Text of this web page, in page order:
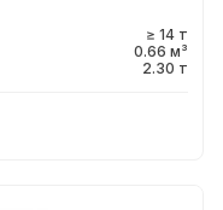
≥ 14 т
0.66 м³
2.30 т